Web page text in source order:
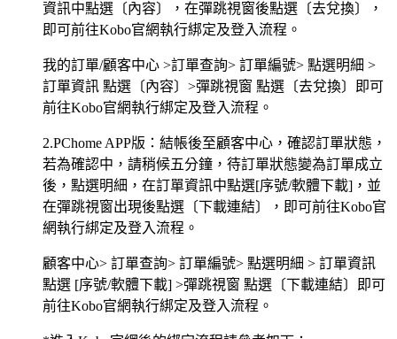
資訊中點選〔內容〕，在彈跳視窗後點選〔去兌換〕，
即可前往Kobo官網執行綁定及登入流程。
我的訂單/顧客中心 >訂單查詢> 訂單編號> 點選明細 >
訂單資訊 點選〔內容〕>彈跳視窗 點選〔去兌換〕即可
前往Kobo官網執行綁定及登入流程。
2.PChome APP版：結帳後至顧客中心，確認訂單狀態，
若為確認中，請稍候五分鐘，待訂單狀態變為訂單成立
後，點選明細，在訂單資訊中點選[序號/軟體下載]，並
在彈跳視窗出現後點選〔下載連結〕，即可前往Kobo官
網執行綁定及登入流程。
顧客中心> 訂單查詢> 訂單編號> 點選明細 > 訂單資訊
點選 [序號/軟體下載] >彈跳視窗 點選〔下載連結〕即可
前往Kobo官網執行綁定及登入流程。